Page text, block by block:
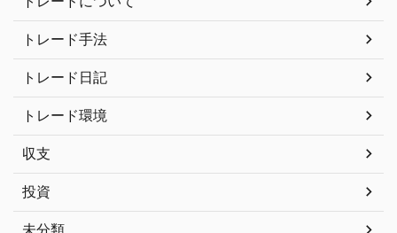
トレード手法
トレード日記
トレード環境
収支
投資
未分類